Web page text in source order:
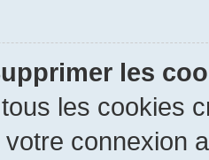
les
les cookies
connexion